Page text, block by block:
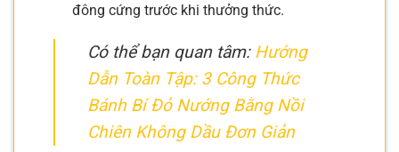
đông cứng trước khi thưởng thức.
Có thể bạn quan tâm: Hướng
Dẫn Toàn Tập: 3 Công Thức
Bánh Bí Đỏ Nướng Bằng Nồi
Chiên Không Dầu Đơn Giản